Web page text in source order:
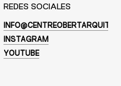
REDES SOCIALES
INSTAGRAM
YOUTUBE